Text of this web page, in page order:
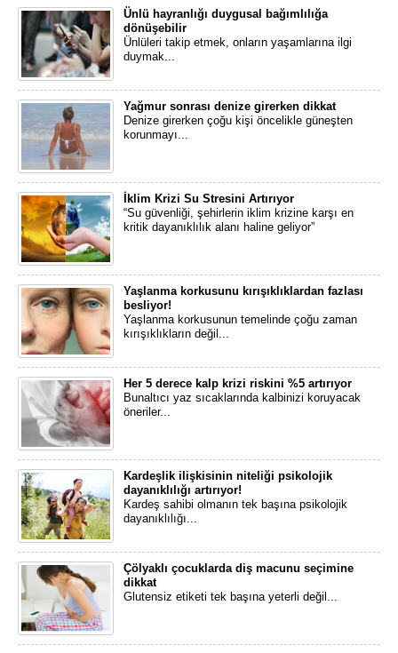
Ünlü hayranlığı duygusal bağımlılığa
dönüşebilir
​Ünlüleri takip etmek, onların yaşamlarına ilgi
duymak...
Yağmur sonrası denize girerken dikkat
Denize girerken çoğu kişi öncelikle güneşten
korunmayı...
İklim Krizi Su Stresini Artırıyor
“Su güvenliği, şehirlerin iklim krizine karşı en
kritik dayanıklılık alanı haline geliyor”
Yaşlanma korkusunu kırışıklıklardan fazlası
besliyor!
Yaşlanma korkusunun temelinde çoğu zaman
kırışıklıkların değil...
Her 5 derece kalp krizi riskini %5 artırıyor
Bunaltıcı yaz sıcaklarında kalbinizi koruyacak
öneriler...
Kardeşlik ilişkisinin niteliği psikolojik
dayanıklılığı artırıyor!
​Kardeş sahibi olmanın tek başına psikolojik
dayanıklılığı...
Çölyaklı çocuklarda diş macunu seçimine
dikkat
Glutensiz etiketi tek başına yeterli değil...